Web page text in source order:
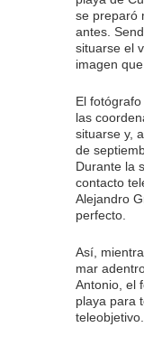
se preparó
antes.
situarse el
imagen
El
las
situarse y,
de
Durante la
contacto
Alejandro
perfecto.
Así,
mar
Antonio, el
playa para
teleobjetivo.